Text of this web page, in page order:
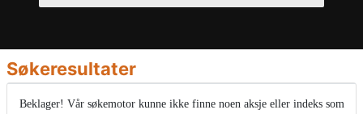
Søkeresultater
Beklager! Vår søkemotor kunne ikke finne noen aksje eller indeks som